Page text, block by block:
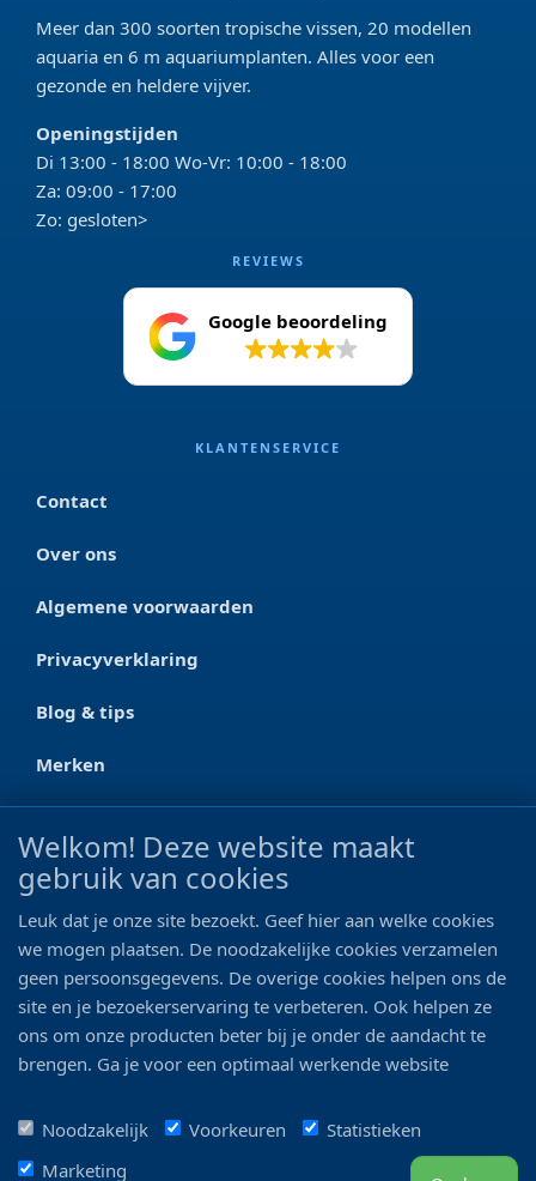
Meer dan 300 soorten tropische vissen, 20 modellen
aquaria en 6 m aquariumplanten. Alles voor een
gezonde en heldere vijver.
Openingstijden
Di 13:00 - 18:00 Wo-Vr: 10:00 - 18:00
Za: 09:00 - 17:00
Zo: gesloten>
REVIEWS
Google beoordeling
KLANTENSERVICE
Contact
Over ons
Algemene voorwaarden
Privacyverklaring
Blog & tips
Merken
CONTACT
Ootmarsumseweg 125a
0546 - 622 990
06 - 11 19 81 42
info@bo-vis.nl
Welkom! Deze website maakt
gebruik van cookies
Leuk dat je onze site bezoekt. Geef hier aan welke cookies
we mogen plaatsen. De noodzakelijke cookies verzamelen
geen persoonsgegevens. De overige cookies helpen ons de
site en je bezoekerservaring te verbeteren. Ook helpen ze
ons om onze producten beter bij je onder de aandacht te
brengen. Ga je voor een optimaal werkende website
Noodzakelijk
Voorkeuren
Statistieken
Marketing